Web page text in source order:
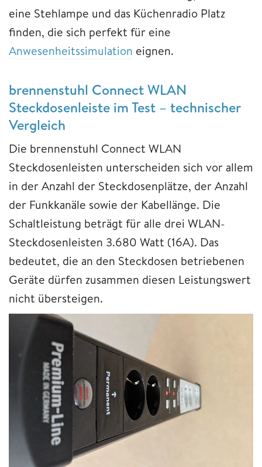
eine Stehlampe und das Küchenradio Platz
finden, die sich perfekt für eine
Anwesenheitssimulation eignen.
brennenstuhl Connect WLAN
Steckdosenleiste im Test – technischer
Vergleich
Die brennenstuhl Connect WLAN
Steckdosenleisten unterscheiden sich vor allem
in der Anzahl der Steckdosenplätze, der Anzahl
der Funkkanäle sowie der Kabellänge. Die
Schaltleistung beträgt für alle drei WLAN-
Steckdosenleisten 3.680 Watt (16A). Das
bedeutet, die an den Steckdosen betriebenen
Geräte dürfen zusammen diesen Leistungswert
nicht übersteigen.